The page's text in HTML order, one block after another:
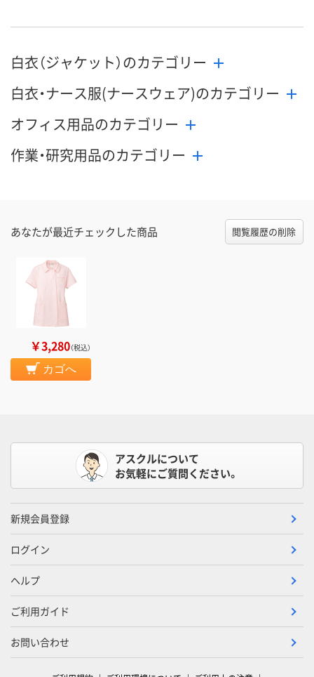
白衣（ジャケット）のカテゴリー
白衣・ナース服(ナースウェア)のカテゴリー
オフィス用品のカテゴリー
作業・研究用品のカテゴリー
あなたが最近チェックした商品 閲覧履歴の削除
￥3,280（税込）
カゴへ
アスクルについて
お気軽にご質問ください。
新規会員登録
ログイン
ヘルプ
ご利用ガイド
お問い合わせ